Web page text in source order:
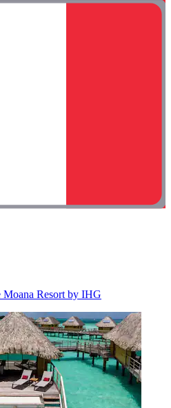
Resort by IHG